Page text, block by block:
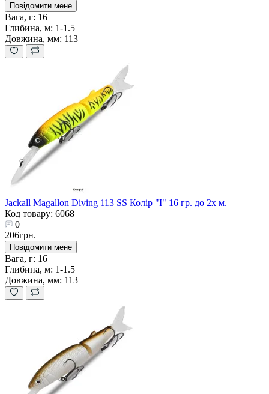
Повідомити мене
Вага, г: 16
Глибина, м: 1-1.5
Довжина, мм: 113
Jackall Magallon Diving 113 SS Колір "I" 16 гр. до 2х м.
Код товару: 6068
0
206грн.
Повідомити мене
Вага, г: 16
Глибина, м: 1-1.5
Довжина, мм: 113